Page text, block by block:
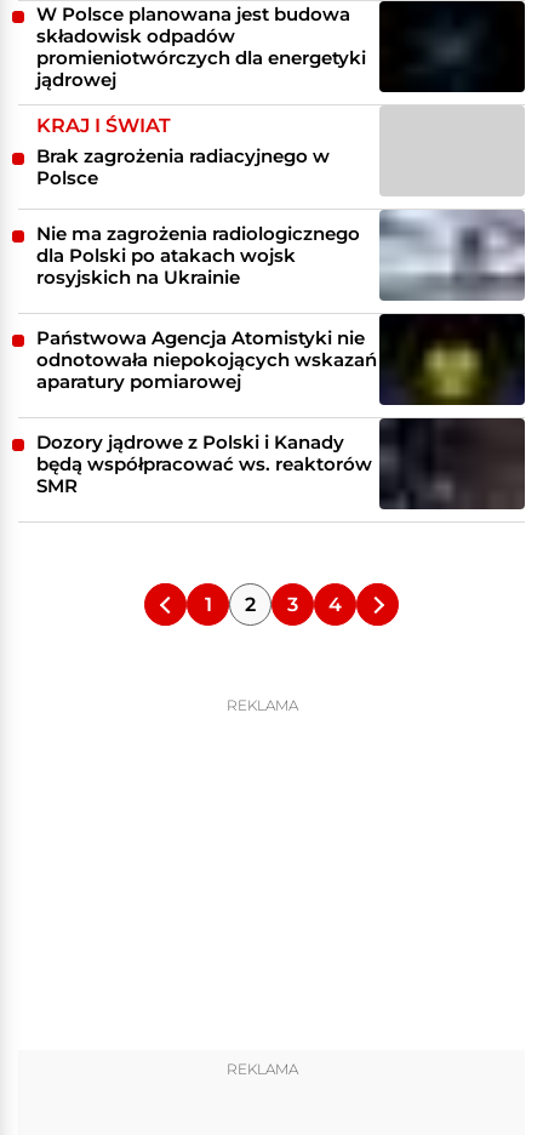
W Polsce planowana jest budowa
składowisk odpadów
promieniotwórczych dla energetyki
jądrowej
KRAJ I ŚWIAT
Brak zagrożenia radiacyjnego w
Polsce
Nie ma zagrożenia radiologicznego
dla Polski po atakach wojsk
rosyjskich na Ukrainie
Państwowa Agencja Atomistyki nie
odnotowała niepokojących wskazań
aparatury pomiarowej
Dozory jądrowe z Polski i Kanady
będą współpracować ws. reaktorów
SMR
1 2 3 4
REKLAMA
REKLAMA